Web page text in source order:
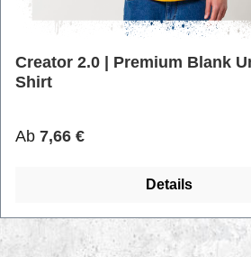
Creator 2.0 | Premium Blank
Shirt
Regulärer Preis:
Ab 7,66 €
Details